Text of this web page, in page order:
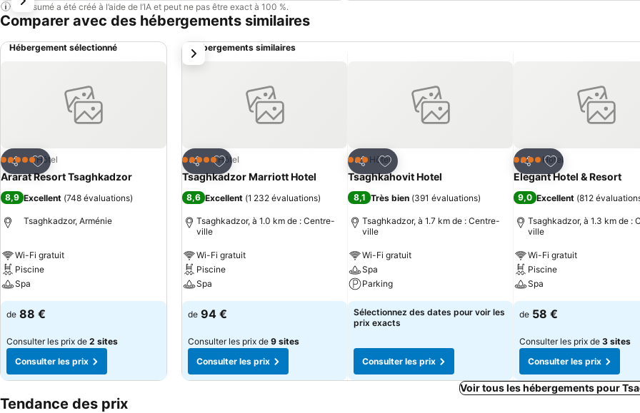
Ce résumé a été créé à l’aide de l’IA et peut ne pas être exact à 100 %.
Comparer avec des hébergements similaires
Hébergement sélectionné
Partager
Ajouter à mes favoris
5 Étoiles Hôtel
Ararat Resort Tsaghkadzor
8,9 Excellent (748 évaluations)
Tsaghkadzor, Arménie
Wi-Fi gratuit
Piscine
Spa
de 88 €
Consulter les prix de 2 sites
Consulter les prix
Hébergements similaires
Partager
Ajouter à mes favoris
5 Étoiles Hôtel
Tsaghkadzor Marriott Hotel
8,6 Excellent (1 232 évaluations)
Tsaghkadzor, à 1.0 km de : Centre-
ville
Wi-Fi gratuit
Piscine
Spa
de 94 €
Consulter les prix de 9 sites
Consulter les prix
Partager
Ajouter à mes favoris
3 ÉtoilesHôtel
Tsaghkahovit Hotel
8,1 Très bien (391 évaluations)
Tsaghkadzor, à 1.7 km de : Centre-
ville
Wi-Fi gratuit
Spa
Parking
Sélectionnez des dates pour voir les
prix exacts
Consulter les prix
Partager
Ajouter à mes
4 ÉtoilesHôtel
Elegant Hotel & Resort
9,0 Excellent (812
Tsaghkadzor, à 1.3 km de :
ville
Wi-Fi gratuit
Piscine
Spa
de 58 €
Consulter les prix de 3 sites
Consulter les prix
suivant
Voir tous les hébergements pour
Tendance des prix